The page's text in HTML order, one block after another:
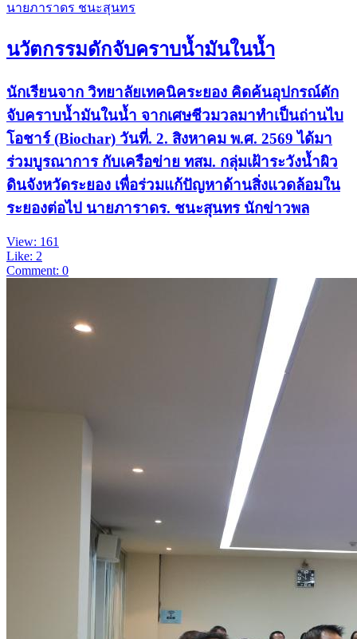
นายภาราดร ชนะสุนทร
นวัตกรรมดักจับคราบน้ำมันในน้ำ
นักเรียนจาก วิทยาลัยเทคนิคระยอง คิดค้นอุปกรณ์ดัก
จับคราบน้ำมันในน้ำ จากเศษชีวมวลมาทำเป็นถ่านไบ
โอชาร์ (Biochar) วันที่. 2. สิงหาคม พ.ศ. 2569 ได้มา
ร่วมบูรณาการ กับเครือข่าย ทสม. กลุ่มเฝ้าระวังน้ำผิว
ดินจังหวัดระยอง เพื่อร่วมแก้ปัญหาด้านสิ่งแวดล้อมใน
ระยองต่อไป นายภาราดร. ชนะสุนทร นักข่าวพล
View: 161
Like: 2
Comment: 0